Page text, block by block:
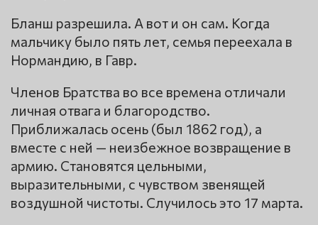
Бланш разрешила. А вот и он сам. Когда
мальчику было пять лет, семья переехала в
Нормандию, в Гавр.
Членов Братства во все времена отличали
личная отвага и благородство.
Приближалась осень (был 1862 год), а
вместе с ней — неизбежное возвращение в
армию. Становятся цельными,
выразительными, с чувством звенящей
воздушной чистоты. Случилось это 17 марта.